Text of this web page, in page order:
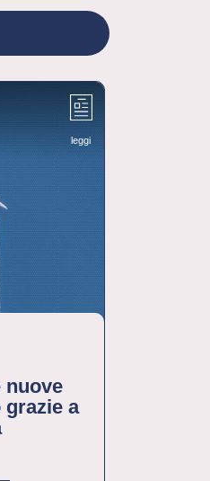
leggi
nuove
a